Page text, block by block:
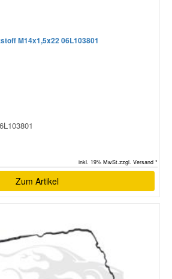
M14x1,5x22 06L103801
inkl. 19% MwSt.zzgl. Versand *
Zum Artikel